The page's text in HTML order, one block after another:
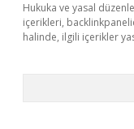
Hukuka ve yasal
içerikleri,
halinde, ilgili içerikler